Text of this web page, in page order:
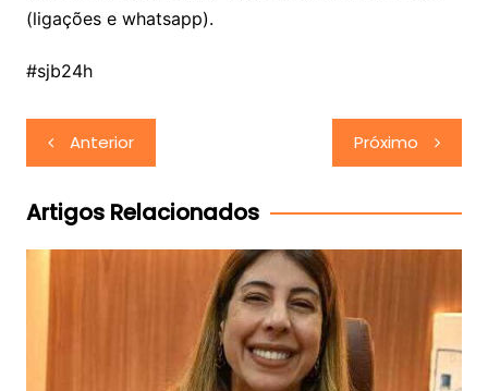
(ligações e whatsapp).
#sjb24h
Navegação
de
Post
Anterior Próximo
Artigos Relacionados